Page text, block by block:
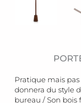
Pratique mais
donnera du style
bureau / Son bois